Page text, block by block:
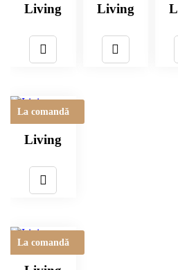
Living Living
La comandă
Living
La comandă